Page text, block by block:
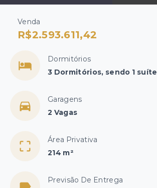
Venda
R$2.593.611,42
Dormitórios
3 Dormitórios, sendo 1 suíte
Garagens
2 Vagas
Área Privativa
214 m²
Previsão De Entrega